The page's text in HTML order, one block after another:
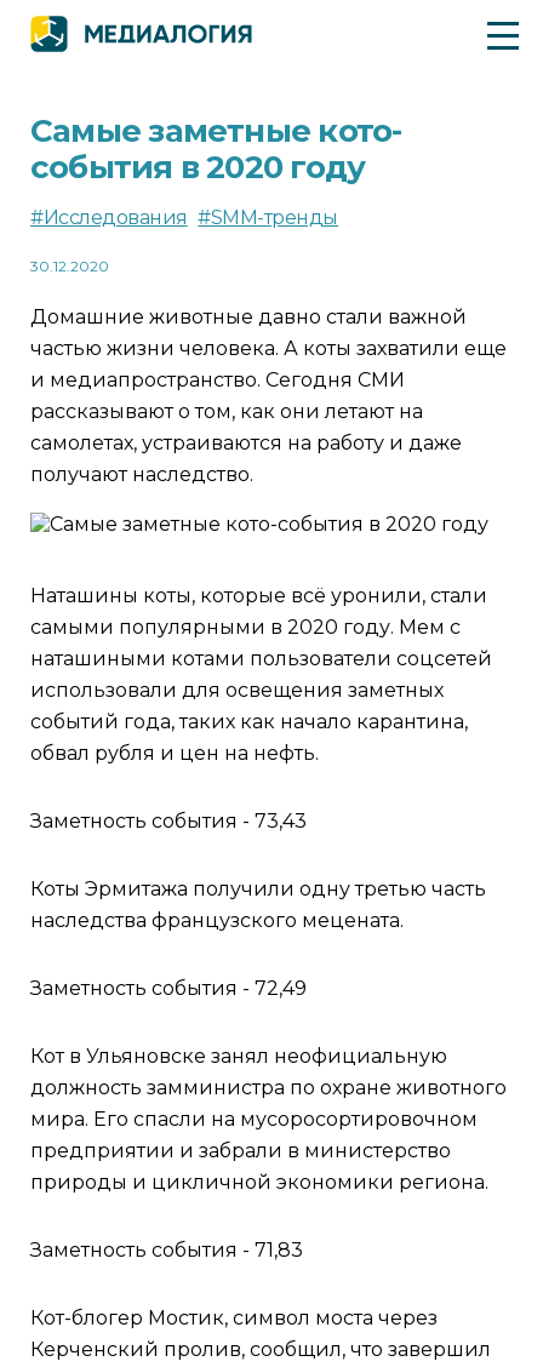
Самые заметные кото-
события в 2020 году
#Исследования #SMM-тренды
30.12.2020
Домашние животные давно стали важной
частью жизни человека. А коты захватили еще
и медиапространство. Сегодня СМИ
рассказывают о том, как они летают на
самолетах, устраиваются на работу и даже
получают наследство.
Наташины коты, которые всё уронили, стали
самыми популярными в 2020 году. Мем с
наташиными котами пользователи соцсетей
использовали для освещения заметных
событий года, таких как начало карантина,
обвал рубля и цен на нефть.
Заметность события - 73,43
Коты Эрмитажа получили одну третью часть
наследства французского мецената.
Заметность события - 72,49
Кот в Ульяновске занял неофициальную
должность замминистра по охране животного
мира. Его спасли на мусоросортировочном
предприятии и забрали в министерство
природы и цикличной экономики региона.
Заметность события - 71,83
Кот-блогер Мостик, символ моста через
Керченский пролив, сообщил, что завершил